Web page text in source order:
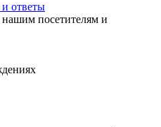
ответы
посетителям и